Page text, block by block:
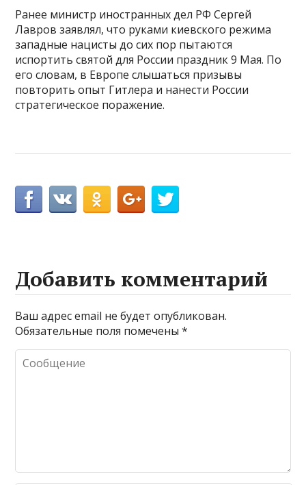
Ранее министр иностранных дел РФ Сергей
Лавров заявлял, что руками киевского режима
западные нацисты до сих пор пытаются
испортить святой для России праздник 9 Мая. По
его словам, в Европе слышаться призывы
повторить опыт Гитлера и нанести России
стратегическое поражение.
Добавить комментарий
Ваш адрес email не будет опубликован.
Обязательные поля помечены*